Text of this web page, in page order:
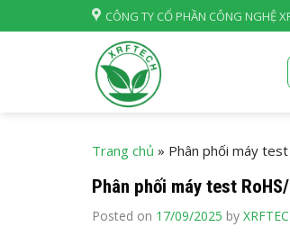
to
CÔNG TY CỔ PHẦN CÔNG NGHỆ
Trang chủ » Phân phối máy
Phân phối máy test
Posted on 17/09/2025 by